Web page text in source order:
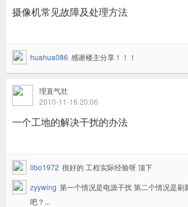
摄像机常见故障及处理方法
huahua086 感谢楼主分享！！！
理直气壮
2010-11-16 20:06
一个工地的解决干扰的办法
libo1972 很好的 工程实际经验呀 顶下
zyywing 第一个情况是电源干扰 第二个情况是刷
吧？...